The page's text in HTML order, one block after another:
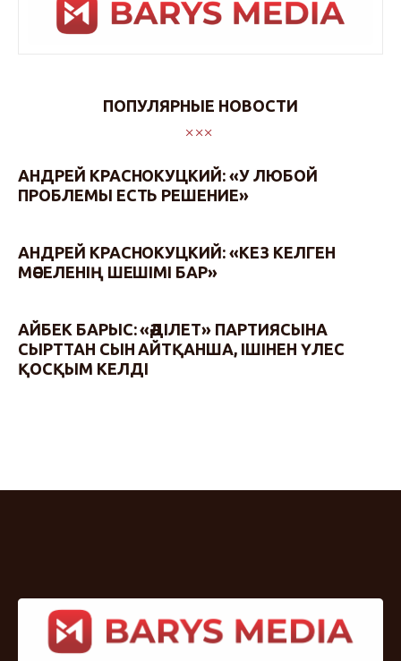
ПОПУЛЯРНЫЕ НОВОСТИ
АНДРЕЙ КРАСНОКУЦКИЙ: «У ЛЮБОЙ
ПРОБЛЕМЫ ЕСТЬ РЕШЕНИЕ»
АНДРЕЙ КРАСНОКУЦКИЙ: «КЕЗ КЕЛГЕН
МӘСЕЛЕНІҢ ШЕШІМІ БАР»
АЙБЕК БАРЫС: «ӘДІЛЕТ» ПАРТИЯСЫНА
СЫРТТАН СЫН АЙТҚАНША, ІШІНЕН ҮЛЕС
ҚОСҚЫМ КЕЛДІ